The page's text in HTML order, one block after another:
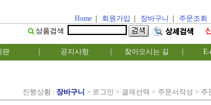
Home 회원가입 장바구니 주문조회
상품검색
판 공지사항 찾아오시는 길
진행상황 : 장바구니 > 로그인 > 결제선택 > 주문서작성 > 주